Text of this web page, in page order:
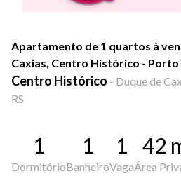
Apartamento de 1 quartos à
Caxias, Centro Histórico - Porto
Centro Histórico - Duque de
RS
1
Dormitório
1
Banheiro
1
Vaga
42
Área